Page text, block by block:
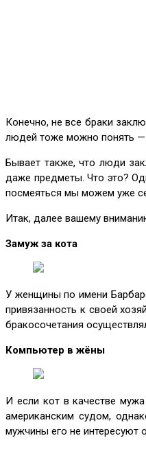
Конечно, не все браки
людей тоже можно понять —
Бывает также, что люди
даже предметы. Что это?
посмеяться мы можем уже
Итак, далее вашему
Замуж за кота
У женщины по имени
привязанность к своей
бракосочетания
Компьютер в жёны
И если кот в качестве
американским судом,
мужчины его не интересуют